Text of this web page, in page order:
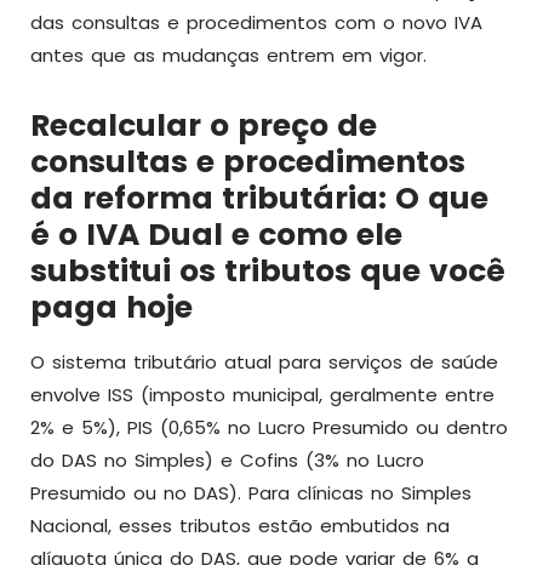
das consultas e procedimentos com o novo IVA
antes que as mudanças entrem em vigor.
Recalcular o preço de
consultas e procedimentos
da reforma tributária: O que
é o IVA Dual e como ele
substitui os tributos que você
paga hoje
O sistema tributário atual para serviços de saúde
envolve ISS (imposto municipal, geralmente entre
2% e 5%), PIS (0,65% no Lucro Presumido ou dentro
do DAS no Simples) e Cofins (3% no Lucro
Presumido ou no DAS). Para clínicas no Simples
Nacional, esses tributos estão embutidos na
alíquota única do DAS, que pode variar de 6% a